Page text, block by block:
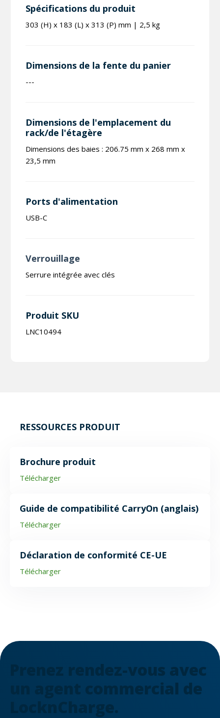
Spécifications du produit
303 (H) x 183 (L) x 313 (P) mm | 2,5 kg
Dimensions de la fente du panier
---
Dimensions de l'emplacement du
rack/de l'étagère
Dimensions des baies : 206.75 mm x 268 mm x
23,5 mm
Ports d'alimentation
USB-C
Verrouillage
Serrure intégrée avec clés
Produit SKU
LNC10494
RESSOURCES PRODUIT
Brochure produit
Télécharger
Guide de compatibilité CarryOn (anglais)
Télécharger
Déclaration de conformité CE-UE
Télécharger
Prenez rendez-vous avec
un agent commercial de
LocknCharge.